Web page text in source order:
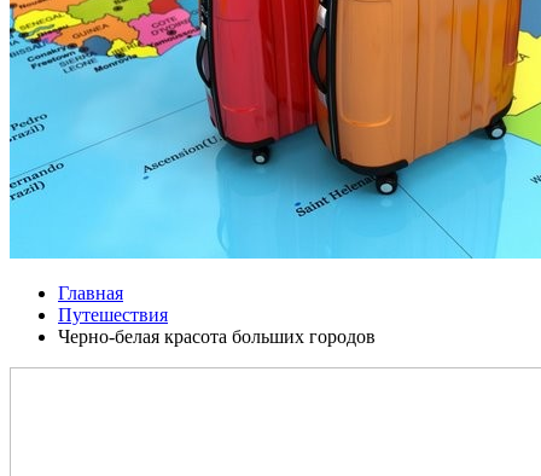
Главная
Путешествия
Черно-белая красота больших городов